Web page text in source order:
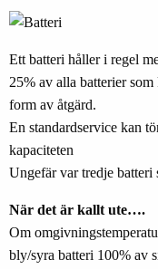
Ett batteri håller i regel
25% av alla batterier
form av åtgärd.
En standardservice kan
kapaciteten
Ungefär var tredje batteri
När det är kallt ute….
Om
bly/syra batteri 100% av